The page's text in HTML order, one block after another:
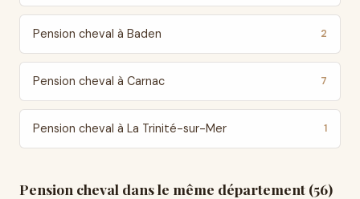
Pension cheval à Baden 2
Pension cheval à Carnac 7
Pension cheval à La Trinité-sur-Mer 1
Pension cheval dans le même département (56)